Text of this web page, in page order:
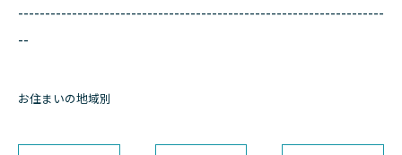
--------------------------------------------------------------------
--
お住まいの地域別